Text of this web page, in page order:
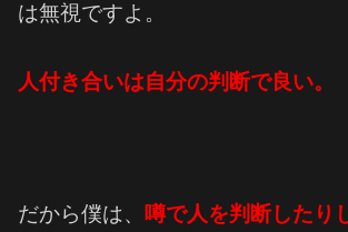
は無視ですよ。
人付き合いは自分の判断で良い。
だから僕は、 噂で人を判断したり